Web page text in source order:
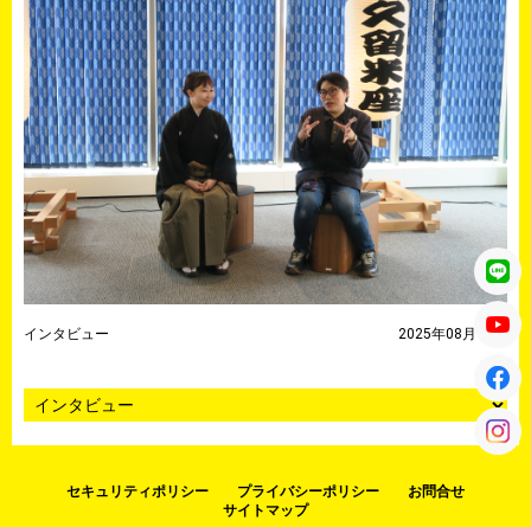
インタビュー 2025年08月15日
セキュリティポリシー プライバシーポリシー
お問合せ
サイトマップ